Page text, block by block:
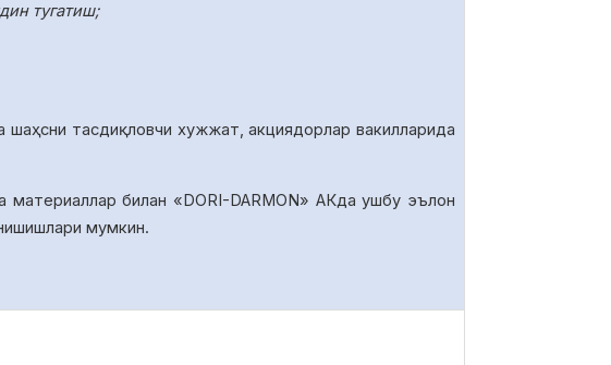
тугатиш;
шаҳсни тасдиқловчи хужжат, акциядорлар вакилларида
материаллар билан «DORI-DARMON» АКда ушбу эълон
мумкин.